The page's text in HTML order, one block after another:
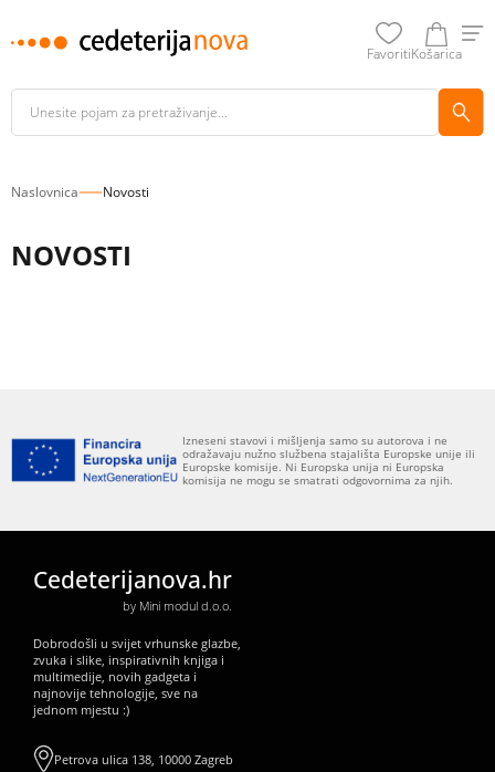
FavoritiKošarica
Naslovnica Novosti
NOVOSTI
Izneseni stavovi i mišljenja samo su autorova i ne
odražavaju nužno službena stajališta Europske unije ili
Europske komisije. Ni Europska unija ni Europska
komisija ne mogu se smatrati odgovornima za njih.
Cedeterijanova.hr
by Mini modul d.o.o.
Dobrodošli u svijet vrhunske glazbe,
zvuka i slike, inspirativnih knjiga i
multimedije, novih gadgeta i
najnovije tehnologije, sve na
jednom mjestu :)
Petrova ulica 138, 10000 Zagreb